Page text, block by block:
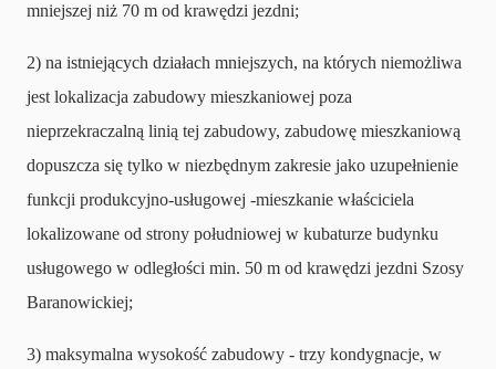
mniejszej niż 70 m od krawędzi jezdni;
2) na istniejących działach mniejszych, na których niemożliwa
jest lokalizacja zabudowy mieszkaniowej poza
nieprzekraczalną linią tej zabudowy, zabudowę mieszkaniową
dopuszcza się tylko w niezbędnym zakresie jako uzupełnienie
funkcji produkcyjno-usługowej -mieszkanie właściciela
lokalizowane od strony południowej w kubaturze budynku
usługowego w odległości min. 50 m od krawędzi jezdni Szosy
Baranowickiej;
3) maksymalna wysokość zabudowy - trzy kondygnacje, w